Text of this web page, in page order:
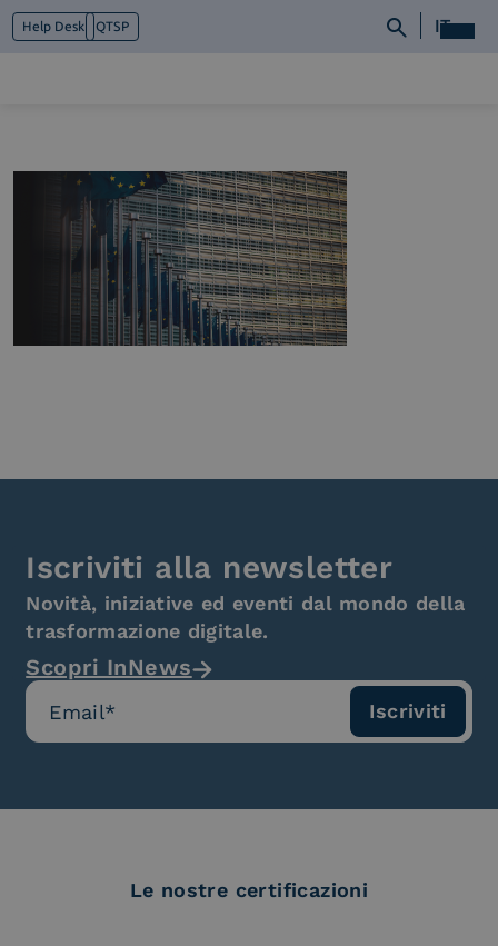
Help Desk QTSP IT
Cosa facciamo
Piattaforme
Industry
News e Media
Contattaci
Iscriviti alla newsletter
Novità, iniziative ed eventi dal mondo della
trasformazione digitale.
Scopri InNews
Le nostre certificazioni